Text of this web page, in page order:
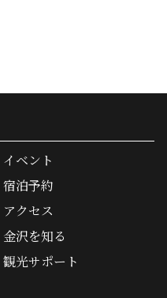
イベント
宿泊予約
アクセス
金沢を知る
観光サポート